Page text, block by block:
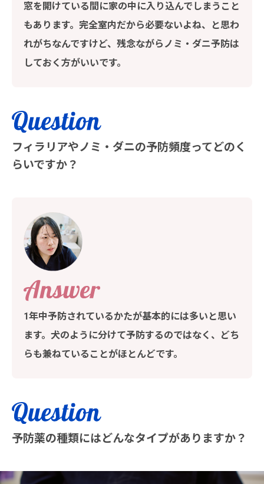
窓を開けている間に家の中に入り込んでしまうこと
もあります。完全室内だから必要ないよね、と思わ
れがちなんですけど、残念ながらノミ・ダニ予防は
しておく方がいいです。
フィラリアやノミ・ダニの予防頻度ってどのく
らいですか？
1年中予防されているかたが基本的には多いと思い
ます。犬のように分けて予防するのではなく、どち
らも兼ねていることがほとんどです。
予防薬の種類にはどんなタイプがありますか？